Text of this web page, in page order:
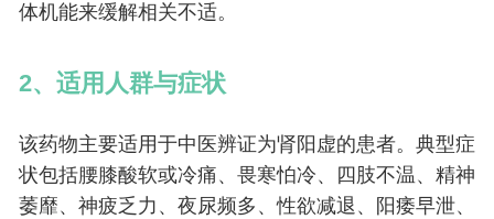
体机能来缓解相关不适。
2、适用人群与症状
该药物主要适用于中医辨证为肾阳虚的患者。典型症
状包括腰膝酸软或冷痛、畏寒怕冷、四肢不温、精神
萎靡、神疲乏力、夜尿频多、性欲减退、阳痿早泄、